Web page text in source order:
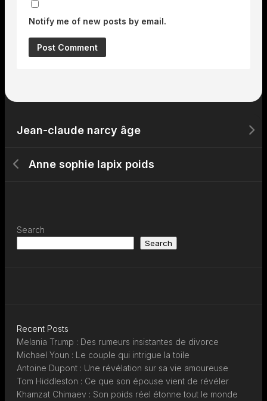
Notify me of new posts by email.
Jean-claude narcy âge
Anne sophie lapix poids
Search
Search
Recent Posts
Melania Trump : Des rumeurs insistantes de divorce
Michael Youn : Le couple qui intrigue la toile
Antoine Dupont : Une révélation sur sa vie amoureuse
Tom Hiddleston : Ce que son épouse vient de révéler
Khamzat Chimaev : Son poids réel étonne tout le monde